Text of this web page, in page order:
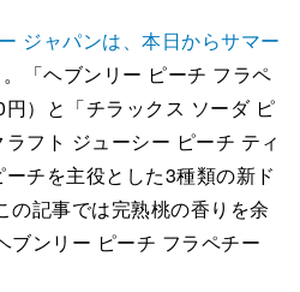
ジャパンは、本日からサマー
。「ヘブンリー ピーチ フラペ
）と「チラックス ソーダ ピ
フト ジューシー ピーチ ティ
チを主役とした3種類の新ド
の記事では完熟桃の香りを余
ブンリー ピーチ フラペチー